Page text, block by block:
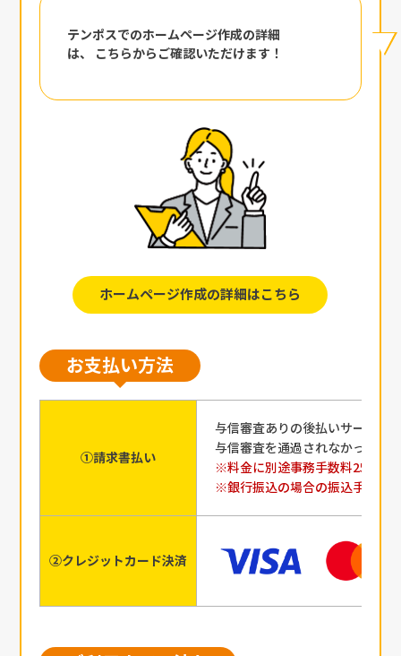
テンポスでのホームページ作成の詳細
は、 こちらからご確認いただけます！
ホームページ作成の詳細はこちら
お支払い方法
①請求書払い
与信審査ありの後払いサービス
与信審査を通過されなかった場
※料金に別途事務手数料250円
※銀行振込の場合の振込手数料
②クレジットカード決済